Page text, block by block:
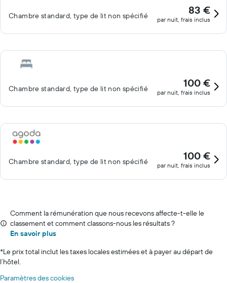
Chambre standard, type de lit non spécifié 83 €
par nuit, frais inclus
Chambre standard, type de lit non spécifié 100 €
par nuit, frais inclus
Chambre standard, type de lit non spécifié 100 €
par nuit, frais inclus
Comment la rémunération que nous recevons affecte-t-elle le
classement et comment classons-nous les résultats ?
En savoir plus
*Le prix total inclut les taxes locales estimées et à payer au départ de
l’hôtel.
Paramètres des cookies